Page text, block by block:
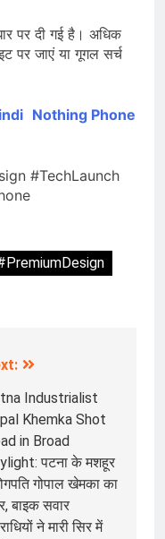
पर दी गई है। अधिक
पर जाएं या गूगल सर्च
Nothing Phone
#TechLaunch
Industrialist
Khemka Shot
in Broad
पटना के मशहूर
गोपाल खेमका का
बाइक सवार
ने मारी सिर में